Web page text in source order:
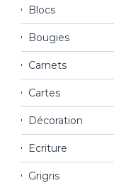
Blocs
Bougies
Carnets
Cartes
Décoration
Ecriture
Grigris